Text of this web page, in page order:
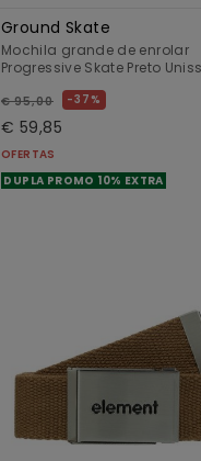
Ground Skate
Mochila grande de enrolar
Progressive Skate Preto
€ 95,00 37%
€ 59,85
OFERTAS
DUPLA PROMO 10% EXTRA